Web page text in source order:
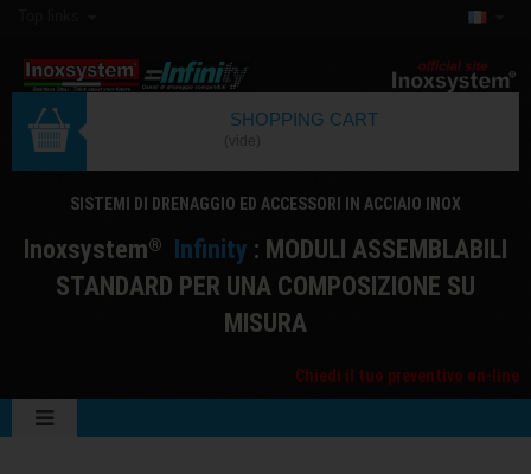
SHOPPING CART
SISTEMI DI DRENAGGIO ED ACCESSORI IN ACCIAIO INOX
Inoxsystem® Infinity : MODULI ASSEMBLABILI
STANDARD PER UNA COMPOSIZIONE SU
MISURA
Chiedi il tuo preventivo on-line